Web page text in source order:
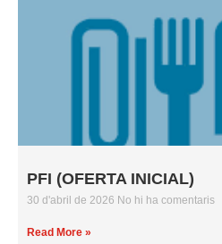
PFI (OFERTA INICIAL)
30 d'abril de 2026 No hi ha comentaris
Read More »